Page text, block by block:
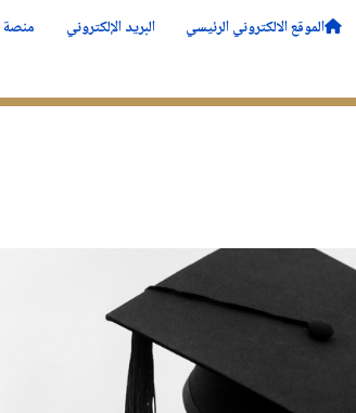
الموقع الالكتروني الرئيسي البريد الإلكتروني منصة